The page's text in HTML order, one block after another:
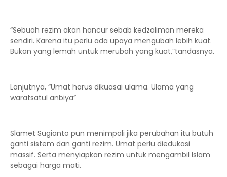
“Sebuah rezim akan hancur sebab kedzaliman mereka
sendiri. Karena itu perlu ada upaya mengubah lebih kuat.
Bukan yang lemah untuk merubah yang kuat,”tandasnya.
Lanjutnya, “Umat harus dikuasai ulama. Ulama yang
waratsatul anbiya”
Slamet Sugianto pun menimpali jika perubahan itu butuh
ganti sistem dan ganti rezim. Umat perlu diedukasi
massif. Serta menyiapkan rezim untuk mengambil Islam
sebagai harga mati.